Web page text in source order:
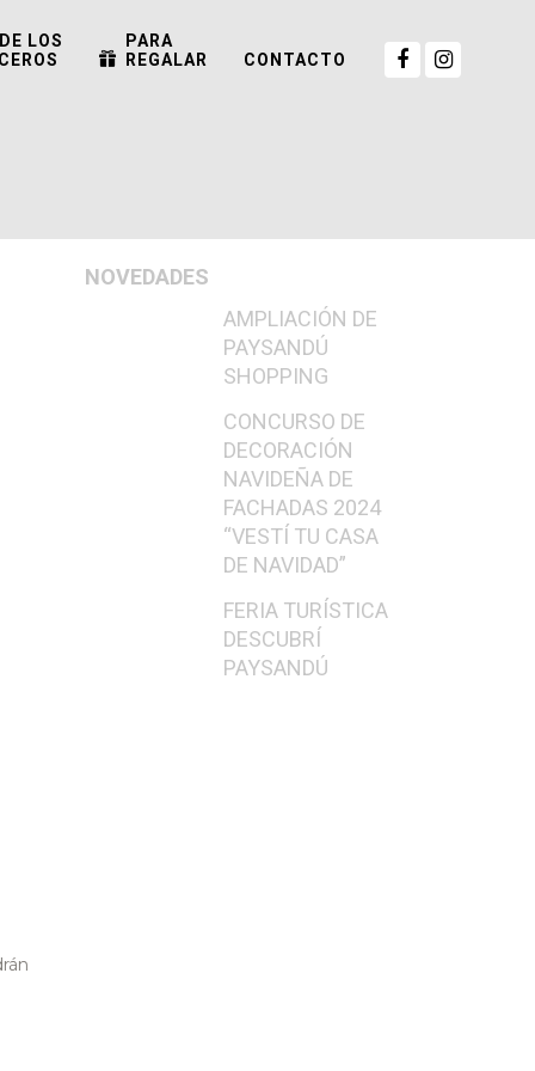
LOS
PARA
REGALAR
CONTACTO
NOVEDADES
AMPLIACIÓN DE
PAYSANDÚ
SHOPPING
CONCURSO DE
DECORACIÓN
NAVIDEÑA DE
FACHADAS 2024
“VESTÍ TU CASA
DE NAVIDAD”
FERIA TURÍSTICA
DESCUBRÍ
PAYSANDÚ